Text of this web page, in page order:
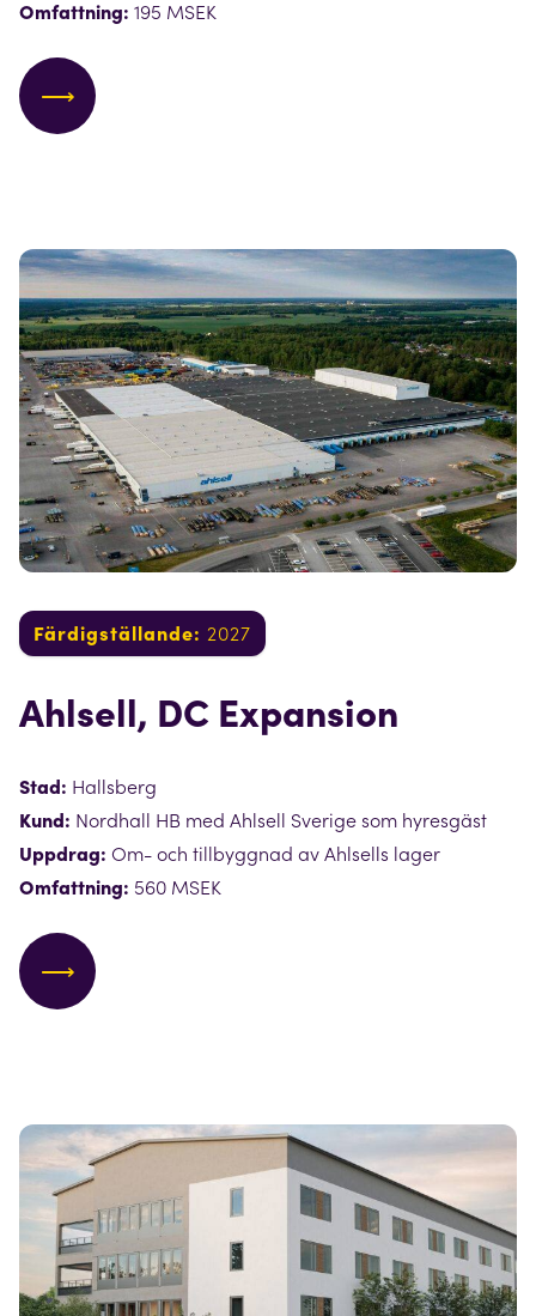
Omfattning: 195 MSEK
⟶
Färdigställande: 2027
Ahlsell, DC Expansion
Stad: Hallsberg
Kund: Nordhall HB med Ahlsell Sverige som hyresgäst
Uppdrag: Om- och tillbyggnad av Ahlsells lager
Omfattning: 560 MSEK
⟶